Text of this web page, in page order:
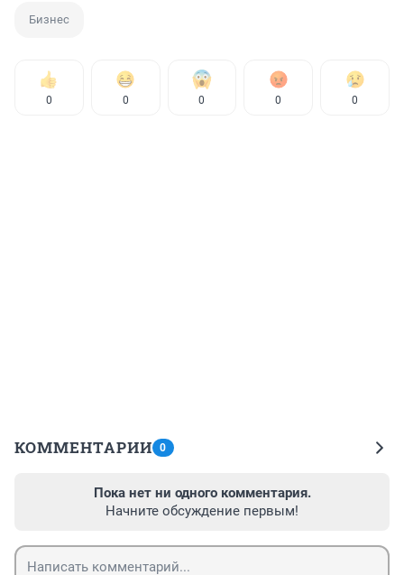
Бизнес
0 0 0 0 0
КОММЕНТАРИИ 0
Пока нет ни одного комментария.
Начните обсуждение первым!